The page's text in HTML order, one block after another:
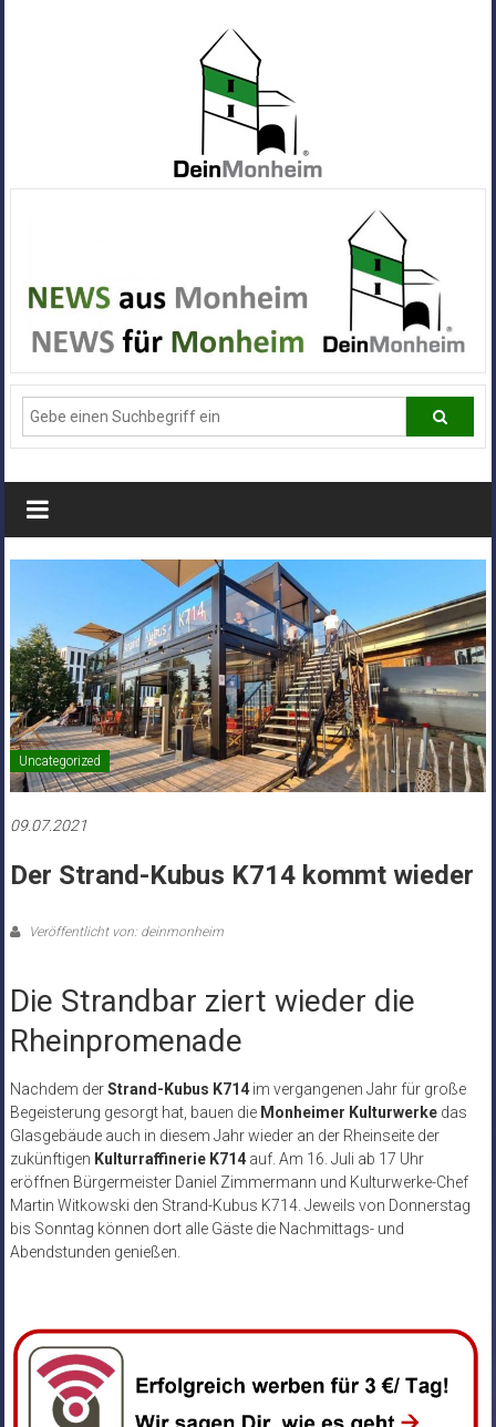
Alle
News
aus
Deiner
Stadt
Monheim
Uncategorized
09.07.2021
Der Strand-Kubus K714 kommt wieder
Veröffentlicht von: deinmonheim
Die Strandbar ziert wieder die
Rheinpromenade
Nachdem derStrand-Kubus K714im vergangenen Jahr für große
Begeisterung gesorgt hat, bauen die Monheimer Kulturwerkedas
Glasgebäude auch in diesem Jahr wieder an der Rheinseite der
zukünftigen Kulturraffinerie K714auf. Am 16. Juli ab 17 Uhr
eröffnen Bürgermeister Daniel Zimmermann und Kulturwerke-Chef
Martin Witkowski den Strand-Kubus K714. Jeweils von Donnerstag
bis Sonntag können dort alle Gäste die Nachmittags- und
Abendstunden genießen.